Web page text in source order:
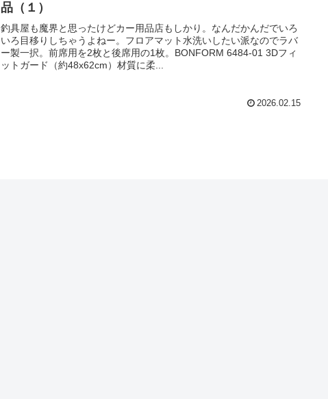
品（１）
釣具屋も魔界と思ったけどカー用品店もしかり。なんだかんだでいろ
いろ目移りしちゃうよねー。フロアマット水洗いしたい派なのでラバ
ー製一択。前席用を2枚と後席用の1枚。BONFORM 6484-01 3Dフィ
ットガード（約48x62cm）材質に柔...
2026.02.15